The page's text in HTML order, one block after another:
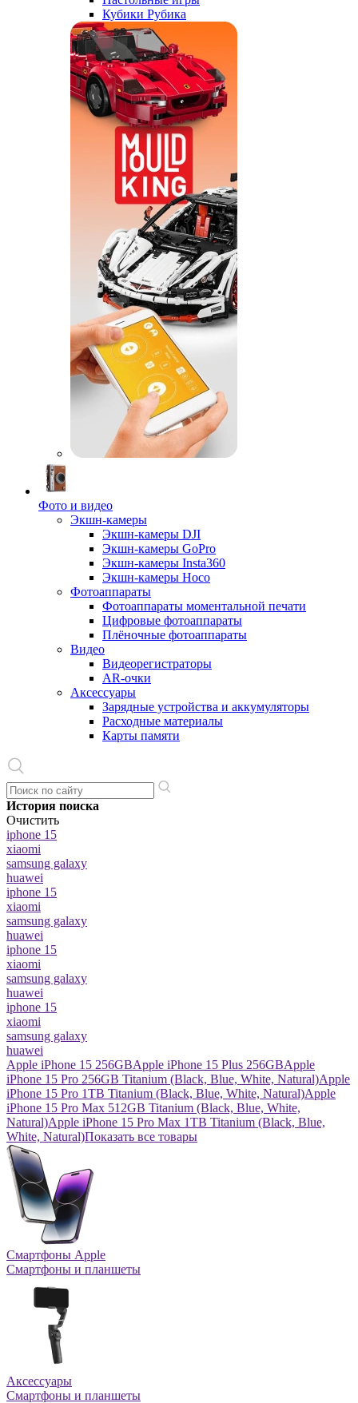
Кубики Рубика
Фото и видео
Экшн-камеры
Экшн-камеры DJI
Экшн-камеры GoPro
Экшн-камеры Insta360
Экшн-камеры Hoco
Фотоаппараты
Фотоаппараты моментальной печати
Цифровые фотоаппараты
Плёночные фотоаппараты
Видео
Видеорегистраторы
AR-очки
Аксессуары
Зарядные устройства и аккумуляторы
Расходные материалы
Карты памяти
История поиска
Очистить
iphone 15
xiaomi
samsung galaxy
huawei
iphone 15
xiaomi
samsung galaxy
huawei
iphone 15
xiaomi
samsung galaxy
huawei
iphone 15
xiaomi
samsung galaxy
huawei
Apple iPhone 15 256GBApple iPhone 15 Plus 256GBApple
iPhone 15 Pro 256GB Titanium (Black, Blue, White, Natural)Apple
iPhone 15 Pro 1TB Titanium (Black, Blue, White, Natural)Apple
iPhone 15 Pro Max 512GB Titanium (Black, Blue, White,
Natural)Apple iPhone 15 Pro Max 1TB Titanium (Black, Blue,
White, Natural)Показать все товары
Смартфоны Apple
Смартфоны и планшеты
Аксессуары
Смартфоны и планшеты